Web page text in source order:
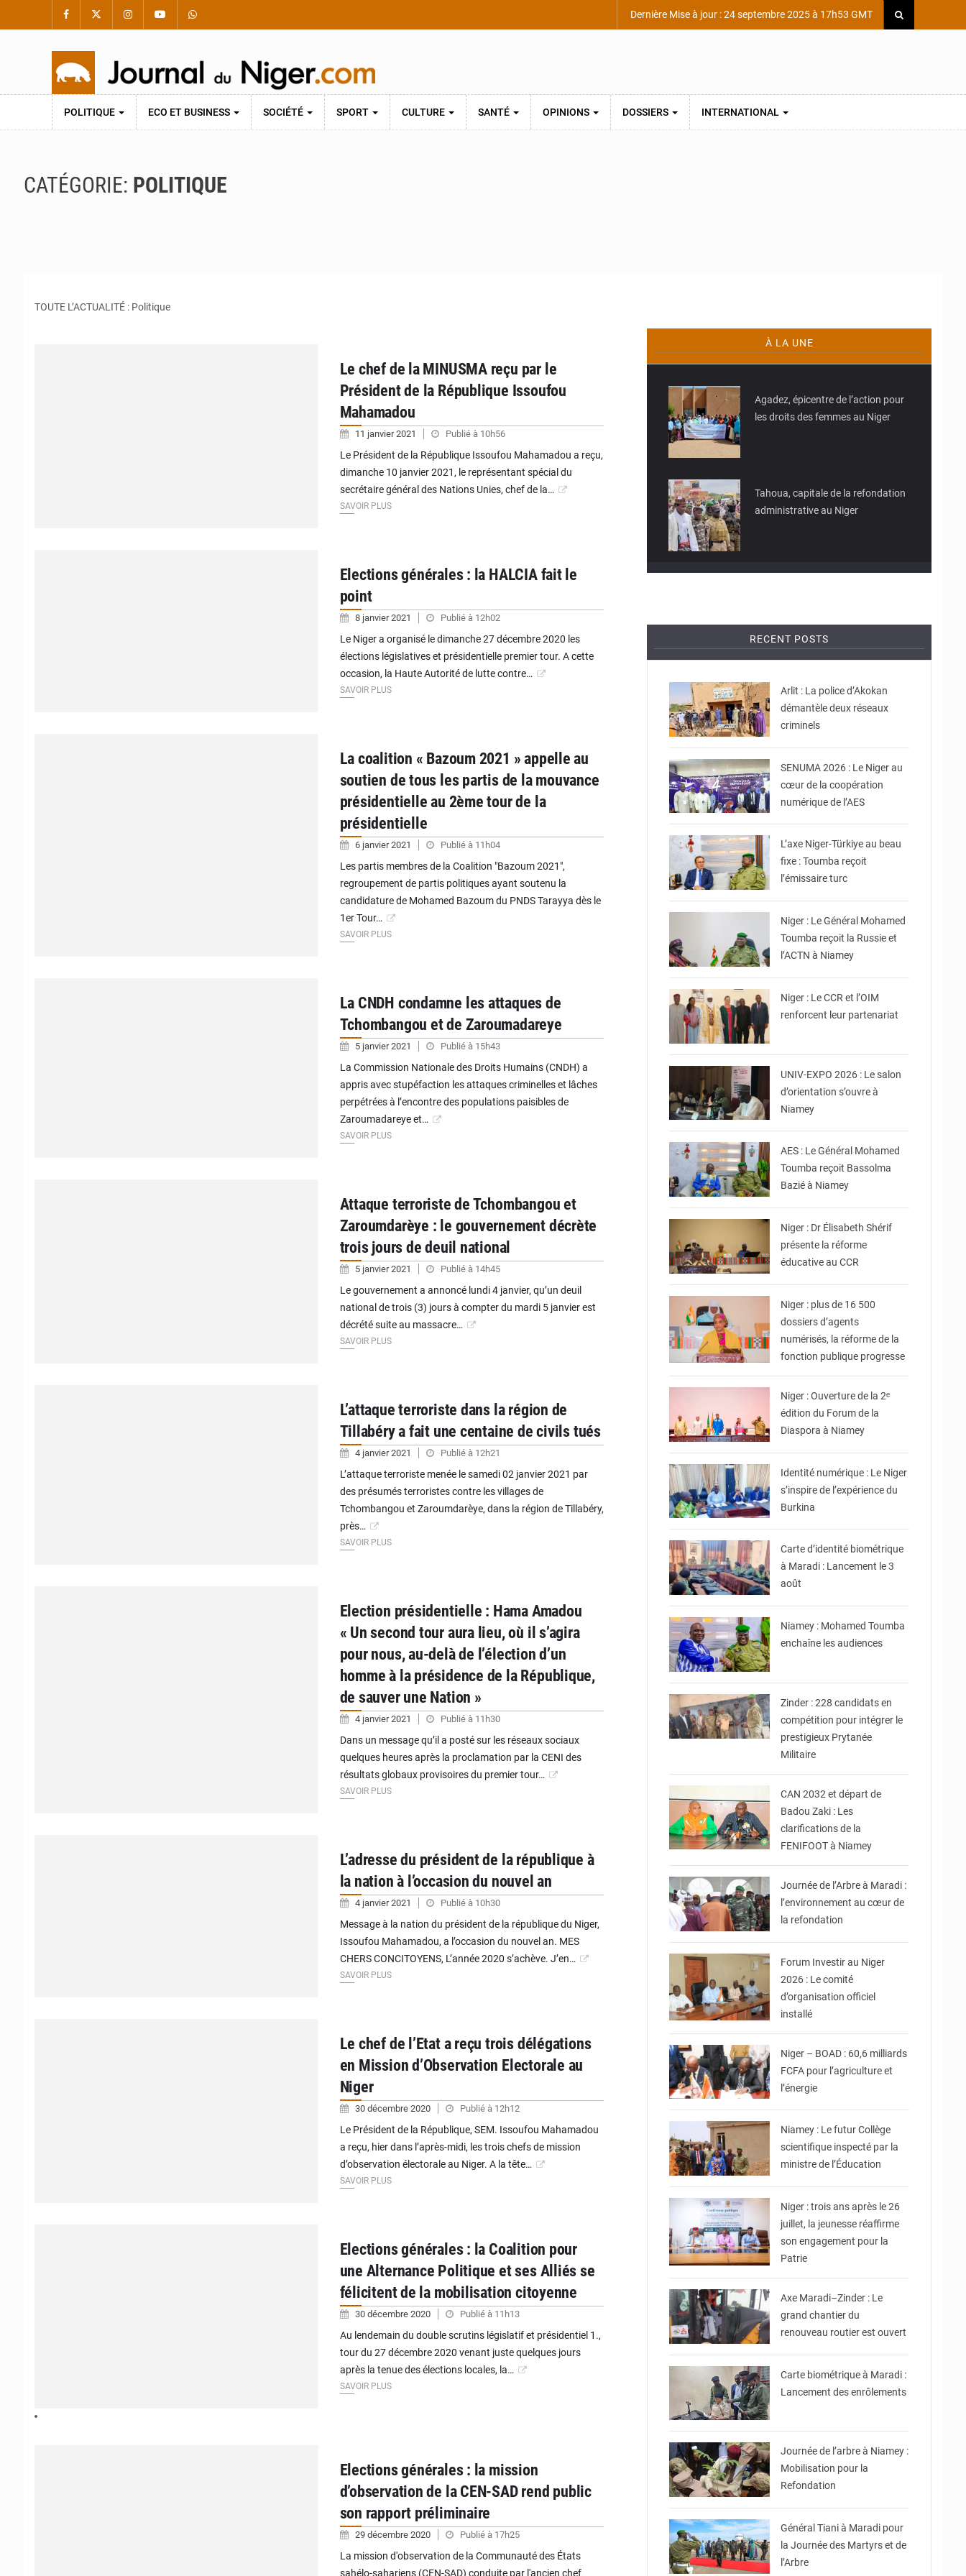
Dernière Mise à jour : 24 septembre 2025 à 17h53 GMT
POLITIQUE ECO ET BUSINESS SOCIÉTÉ SPORT CULTURE SANTÉ OPINIONS DOSSIERS INTERNATIONAL
CATÉGORIE: POLITIQUE
TOUTE L’ACTUALITÉ : Politique
Le chef de la MINUSMA reçu par le
Président de la République Issoufou
Mahamadou
11 janvier 2021 Publié à 10h56
Le Président de la République Issoufou Mahamadou a reçu,
dimanche 10 janvier 2021, le représentant spécial du
secrétaire général des Nations Unies, chef de la…
SAVOIR PLUS
Elections générales : la HALCIA fait le
point
8 janvier 2021 Publié à 12h02
Le Niger a organisé le dimanche 27 décembre 2020 les
élections législatives et présidentielle premier tour. A cette
occasion, la Haute Autorité de lutte contre…
SAVOIR PLUS
La coalition « Bazoum 2021 » appelle au
soutien de tous les partis de la mouvance
présidentielle au 2ème tour de la
présidentielle
6 janvier 2021 Publié à 11h04
Les partis membres de la Coalition "Bazoum 2021",
regroupement de partis politiques ayant soutenu la
candidature de Mohamed Bazoum du PNDS Tarayya dès le
1er Tour…
SAVOIR PLUS
La CNDH condamne les attaques de
Tchombangou et de Zaroumadareye
5 janvier 2021 Publié à 15h43
La Commission Nationale des Droits Humains (CNDH) a
appris avec stupéfaction les attaques criminelles et lâches
perpétrées à l’encontre des populations paisibles de
Zaroumadareye et…
SAVOIR PLUS
Attaque terroriste de Tchombangou et
Zaroumdarèye : le gouvernement décrète
trois jours de deuil national
5 janvier 2021 Publié à 14h45
Le gouvernement a annoncé lundi 4 janvier, qu’un deuil
national de trois (3) jours à compter du mardi 5 janvier est
décrété suite au massacre…
SAVOIR PLUS
L’attaque terroriste dans la région de
Tillabéry a fait une centaine de civils tués
4 janvier 2021 Publié à 12h21
L’attaque terroriste menée le samedi 02 janvier 2021 par
des présumés terroristes contre les villages de
Tchombangou et Zaroumdarèye, dans la région de Tillabéry,
près…
SAVOIR PLUS
Election présidentielle : Hama Amadou
« Un second tour aura lieu, où il s’agira
pour nous, au-delà de l’élection d’un
homme à la présidence de la République,
de sauver une Nation »
4 janvier 2021 Publié à 11h30
Dans un message qu’il a posté sur les réseaux sociaux
quelques heures après la proclamation par la CENI des
résultats globaux provisoires du premier tour…
SAVOIR PLUS
L’adresse du président de la république à
la nation à l’occasion du nouvel an
4 janvier 2021 Publié à 10h30
Message à la nation du président de la république du Niger,
Issoufou Mahamadou, a l’occasion du nouvel an. MES
CHERS CONCITOYENS, L’année 2020 s’achève. J’en…
SAVOIR PLUS
Le chef de l’Etat a reçu trois délégations
en Mission d’Observation Electorale au
Niger
30 décembre 2020 Publié à 12h12
Le Président de la République, SEM. Issoufou Mahamadou
a reçu, hier dans l’après-midi, les trois chefs de mission
d’observation électorale au Niger. A la tête…
SAVOIR PLUS
Elections générales : la Coalition pour
une Alternance Politique et ses Alliés se
félicitent de la mobilisation citoyenne
30 décembre 2020 Publié à 11h13
Au lendemain du double scrutins législatif et présidentiel 1.,
tour du 27 décembre 2020 venant juste quelques jours
après la tenue des élections locales, la…
SAVOIR PLUS
Elections générales : la mission
d’observation de la CEN-SAD rend public
son rapport préliminaire
29 décembre 2020 Publié à 17h25
La mission d'observation de la Communauté des États
sahélo-sahariens (CEN-SAD) conduite par l'ancien chef
À LA UNE
Agadez, épicentre de l’action pour
les droits des femmes au Niger
Tahoua, capitale de la refondation
administrative au Niger
RECENT POSTS
Arlit : La police d’Akokan
démantèle deux réseaux
criminels
© Ministère de
Communication et des
Nouvelles Technologies
SENUMA 2026 : Le Niger au
cœur de la coopération
numérique de l’AES
© Ministère Nigérien de
l'Intérieur
L’axe Niger-Türkiye au beau
fixe : Toumba reçoit
l’émissaire turc
© Ministère Nigérien de
l'Intérieur
Niger : Le Général Mohamed
Toumba reçoit la Russie et
l’ACTN à Niamey
© Conseil Consultatif de
Niger : Le CCR et l’OIM
renforcent leur partenariat
© Ministère
Enseignement Supérieur/
UNIV-EXPO 2026 : Le salon
d’orientation s’ouvre à
Niamey
© Ministère Nigérien de
l'Intérieur
AES : Le Général Mohamed
Toumba reçoit Bassolma
Bazié à Niamey
© Ministère de l’Education
Niger : Dr Élisabeth Shérif
présente la réforme
éducative au CCR
© Ministère de la Fonction
Publique du Travail et de
Niger : plus de 16 500
dossiers d’agents
numérisés, la réforme de la
fonction publique progresse
Niger : Ouverture de la 2ᵉ
édition du Forum de la
Diaspora à Niamey
© Ministère Nigérien de
Identité numérique : Le Niger
s’inspire de l’expérience du
Burkina
© Ministère Nigérien de
l'Intérieur
Carte d’identité biométrique
à Maradi : Lancement le 3
août
© Ministère Nigérien de
Niamey : Mohamed Toumba
enchaîne les audiences
Zinder : 228 candidats en
compétition pour intégrer le
prestigieux Prytanée
Militaire
CAN 2032 et départ de
Badou Zaki : Les
clarifications de la
FENIFOOT à Niamey
© Ministère des Affaires
Journée de l’Arbre à Maradi :
l’environnement au cœur de
la refondation
© Ministère du
Commerce et de
Forum Investir au Niger
2026 : Le comité
d’organisation officiel
installé
Niger – BOAD : 60,6 milliards
FCFA pour l’agriculture et
l’énergie
© Ministère de l’Education
Nationale
Niamey : Le futur Collège
scientifique inspecté par la
ministre de l’Éducation
© Le Ministère de la
jeunesse des sports et de
Niger : trois ans après le 26
juillet, la jeunesse réaffirme
son engagement pour la
Patrie
© Ministère de
l'Equipement et des
Axe Maradi–Zinder : Le
grand chantier du
renouveau routier est ouvert
© Ministère Nigérien de
Carte biométrique à Maradi :
Lancement des enrôlements
© Ville de Niamey
Journée de l’arbre à Niamey :
Mobilisation pour la
Refondation
© CNSP
Général Tiani à Maradi pour
la Journée des Martyrs et de
l’Arbre